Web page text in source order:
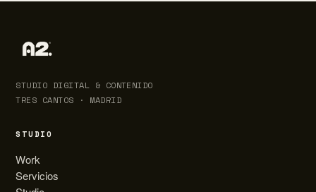
STUDIO DIGITAL & CONTENIDO
TRES CANTOS · MADRID
STUDIO
Work
Servicios